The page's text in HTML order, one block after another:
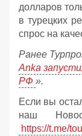
долларов
в турецких
спрос на
Ранее
Anka
РФ ».
Если вы
наш
https://t.me/